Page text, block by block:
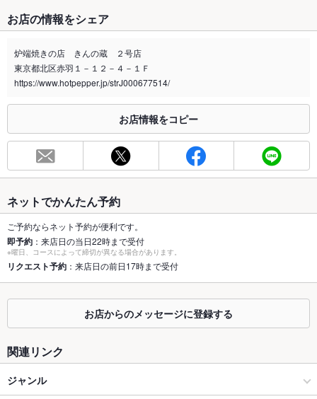
禁煙・喫煙
全席禁煙
能です。
喫煙専用室 なし
※2020年4月1日～受動喫煙対策に関する法律が施行されています。正しい情報はお店へお問い
お席
総席数
37席(カウンター：～7席/掘りごたつ席：～24席/テーブル席：
～6席)
最大宴会収
37人(貸切については要相談)
個室 あり ：半個室
あり ：最大37名様
ソファー なし
テラス席 あり ：ペットの同伴 喫煙可能です
お店の情報をシェア
炉端焼きの店 きんの蔵 ２号店
東京都北区赤羽１－１２－４－１Ｆ
https://www.hotpepper.jp/strJ000677514/
お店情報をコピー
ネットでかんたん予約
ご予約ならネット予約が便利です。
即予約 ：来店日の当日22時まで受付
※曜日、コースによって締切が異なる場合があります。
リクエスト予約 ：来店日の前日17時まで受付
お店からのメッセージに登録する
関連リンク
ジャンル